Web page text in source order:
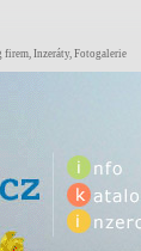
Inzeráty, Fotogalerie